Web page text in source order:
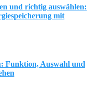
und richtig auswählen:
mit
Funktion, Auswahl und